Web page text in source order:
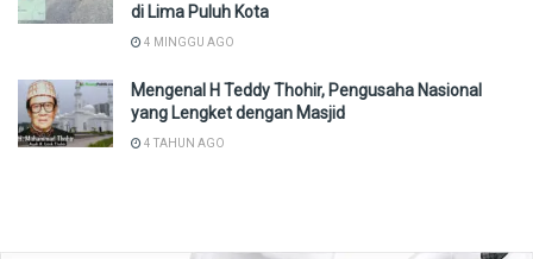
di Lima Puluh Kota
4 MINGGU AGO
Mengenal H Teddy Thohir, Pengusaha Nasional
yang Lengket dengan Masjid
4 TAHUN AGO